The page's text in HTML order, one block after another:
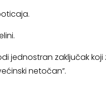
jednostran zaključak
netočan”.